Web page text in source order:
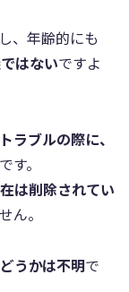
、年齢的にも
はないですよ
ラブルの際に、
す。
は削除されてい
ん。
うかは不明で